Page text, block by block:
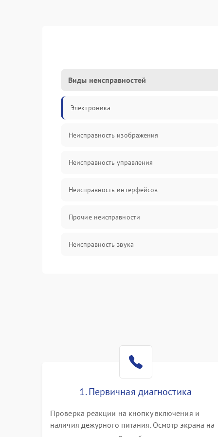
Виды неисправностей
Электроника
Неисправность изображения
Неисправность управления
Неисправность интерфейсов
Прочие неисправности
Неисправность звука
1. Первичная диагностика
Проверка реакции на кнопку включения и
наличия дежурного питания. Осмотр экрана на